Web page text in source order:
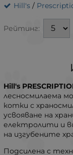
Hill's /
Рейтинг:
Hill's
лесносмилаема
котки с
усвояване на
електролити и
на изгубените
Подсилена с